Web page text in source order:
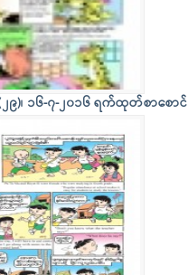
)၊ ၁၆-၇-၂၀၁၆ ရက်ထုတ်စာစောင်